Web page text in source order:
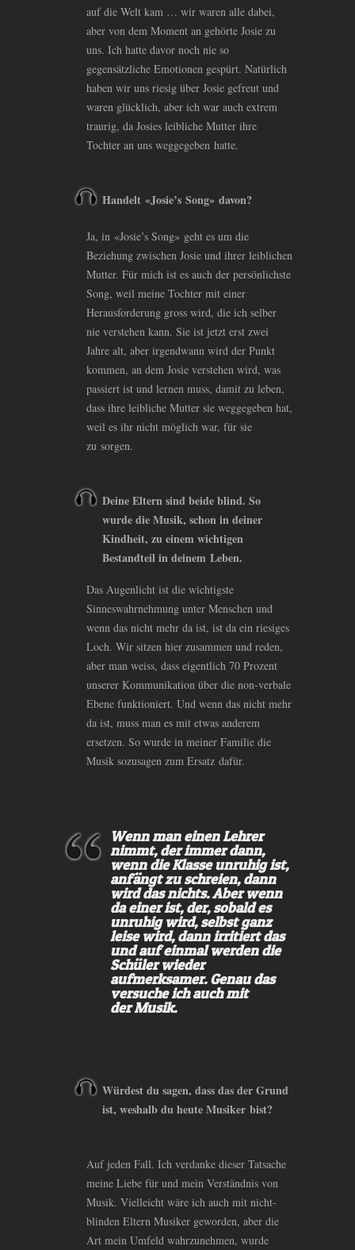
auf die Welt kam … wir waren alle dabei,
aber von dem Moment an gehörte Josie zu
uns. Ich hatte davor noch nie so
gegensätzliche Emotionen gespürt. Natürlich
haben wir uns riesig über Josie gefreut und
waren glücklich, aber ich war auch extrem
traurig, da Josies leibliche Mutter ihre
Tochter an uns weggegeben hatte.
Handelt «Josie’s Song» davon?
Ja, in «Josie’s Song» geht es um die
Beziehung zwischen Josie und ihrer leiblichen
Mutter. Für mich ist es auch der persönlichste
Song, weil meine Tochter mit einer
Herausforderung gross wird, die ich selber
nie verstehen kann. Sie ist jetzt erst zwei
Jahre alt, aber irgendwann wird der Punkt
kommen, an dem Josie verstehen wird, was
passiert ist und lernen muss, damit zu leben,
dass ihre leibliche Mutter sie weggegeben hat,
weil es ihr nicht möglich war, für sie
zu sorgen.
Deine Eltern sind beide blind. So
wurde die Musik, schon in deiner
Kindheit, zu einem wichtigen
Bestandteil in deinem Leben.
Das Augenlicht ist die wichtigste
Sinneswahrnehmung unter Menschen und
wenn das nicht mehr da ist, ist da ein riesiges
Loch. Wir sitzen hier zusammen und reden,
aber man weiss, dass eigentlich 70 Prozent
unserer Kommunikation über die non-verbale
Ebene funktioniert. Und wenn das nicht mehr
da ist, muss man es mit etwas anderem
ersetzen. So wurde in meiner Familie die
Musik sozusagen zum Ersatz dafür.
Wenn man einen Lehrer
nimmt, der immer dann,
wenn die Klasse unruhig ist,
anfängt zu schreien, dann
wird das nichts. Aber wenn
da einer ist, der, sobald es
unruhig wird, selbst ganz
leise wird, dann irritiert das
und auf einmal werden die
Schüler wieder
aufmerksamer. Genau das
versuche ich auch mit
der Musik.
Würdest du sagen, dass das der Grund
ist, weshalb du heute Musiker bist?
Auf jeden Fall. Ich verdanke dieser Tatsache
meine Liebe für und mein Verständnis von
Musik. Vielleicht wäre ich auch mit nicht-
blinden Eltern Musiker geworden, aber die
Art mein Umfeld wahrzunehmen, wurde